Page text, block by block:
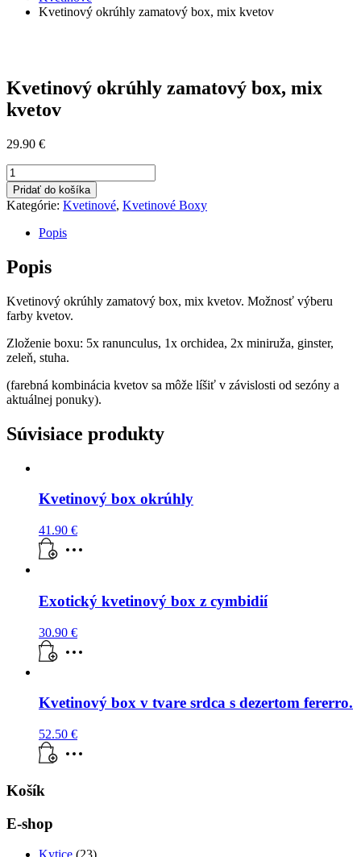
Kvetinový okrúhly zamatový box, mix kvetov
Kvetinový okrúhly zamatový box, mix
kvetov
29.90 €
množstvo
Kvetinový
okrúhly
zamatový
box,
kvetov
Pridať do košíka
Kategórie: Kvetinové, Kvetinové Boxy
Popis
Popis
Kvetinový okrúhly zamatový box, mix kvetov. Možnosť výberu
farby kvetov.
Zloženie boxu: 5x ranunculus, 1x orchidea, 2x miniruža, ginster,
zeleň, stuha.
(farebná kombinácia kvetov sa môže líšiť v závislosti od sezóny a
aktuálnej ponuky).
Súvisiace produkty
Kvetinový box okrúhly
41.90 €
Exotický kvetinový box z cymbidií
30.90 €
Kvetinový box v tvare srdca s dezertom fererro.
52.50 €
Košík
E-shop